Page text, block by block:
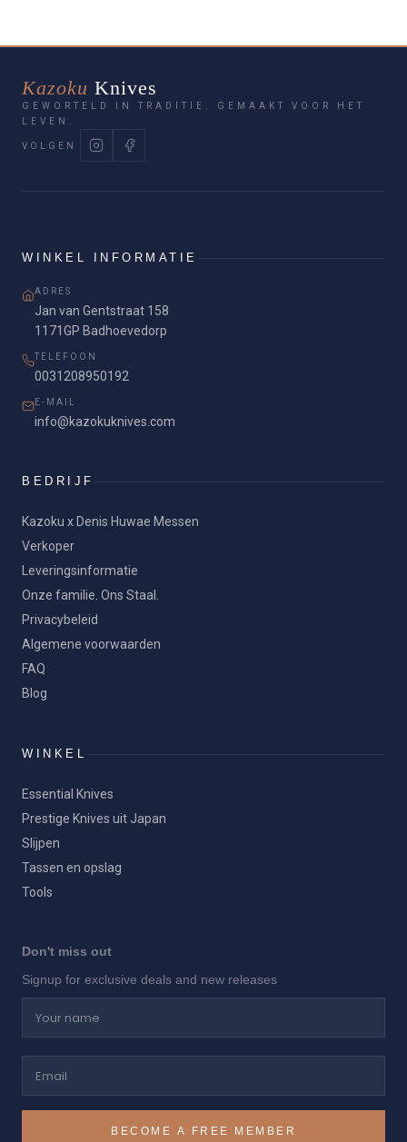
Kazoku Knives
GEWORTELD IN TRADITIE. GEMAAKT VOOR HET
LEVEN.
VOLGEN
WINKEL INFORMATIE
ADRES
Jan van Gentstraat 158
1171GP Badhoevedorp
TELEFOON
0031208950192
E-MAIL
info@kazokuknives.com
BEDRIJF
Kazoku x Denis Huwae Messen
Verkoper
Leveringsinformatie
Onze familie. Ons Staal.
Privacybeleid
Algemene voorwaarden
FAQ
Blog
WINKEL
Essential Knives
Prestige Knives uit Japan
Slijpen
Tassen en opslag
Tools
Don't miss out
Signup for exclusive deals and new releases
Your name
Email
BECOME A FREE MEMBER